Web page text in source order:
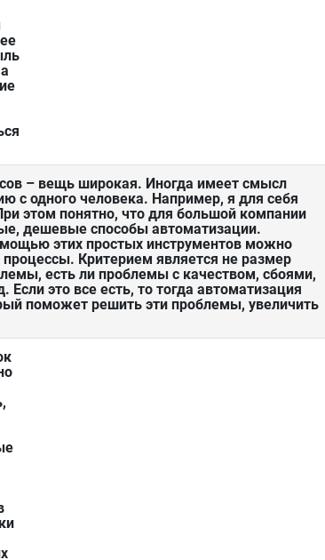
– вещь широкая. Иногда имеет смысл
с одного человека. Например, я для себя
этом понятно, что для большой компании
дешевые способы автоматизации.
этих простых инструментов можно
Критерием является не размер
есть ли проблемы с качеством, сбоями,
это все есть, то тогда автоматизация
поможет решить эти проблемы, увеличить